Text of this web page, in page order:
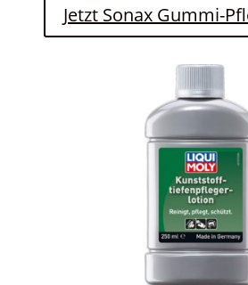
Jetzt Sonax Gummi-